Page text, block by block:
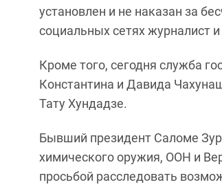
установлен и не наказан за
социальных сетях журналист
Кроме того, сегодня служба
Константина и Давида
Тату Хундадзе.
Бывший президент Саломе
химического оружия, ООН и
просьбой расследовать